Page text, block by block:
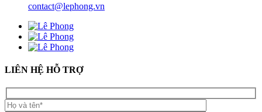
contact@lephong.vn
LIÊN HỆ HỖ TRỢ